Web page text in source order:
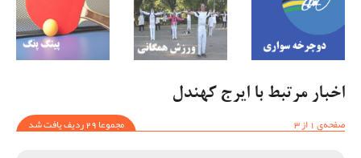
اخبار مرتبط با ایرج کهندل
صفحه‌ی 1 از 3
مجموعا 29 ردیف یافت شد